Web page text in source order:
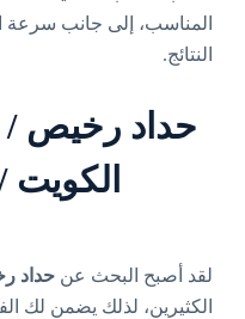
المناسب، إلى جانب سرعة
النتائج.
لقد أصبح البحث عن حداد
الكثيرين، لذلك يضمن لك